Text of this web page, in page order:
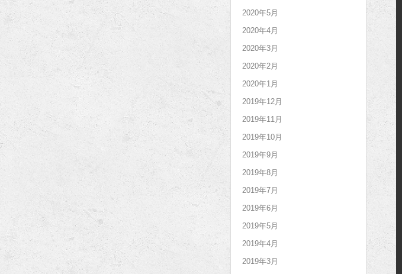
2020年5月
2020年4月
2020年3月
2020年2月
2020年1月
2019年12月
2019年11月
2019年10月
2019年9月
2019年8月
2019年7月
2019年6月
2019年5月
2019年4月
2019年3月